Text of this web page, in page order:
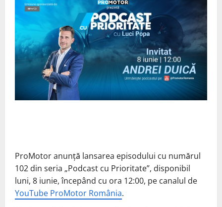
ProMotor anunță lansarea episodului cu numărul
102 din seria „Podcast cu Prioritate”, disponibil
luni, 8 iunie, începând cu ora 12:00, pe canalul de
YouTube ProMotor România.